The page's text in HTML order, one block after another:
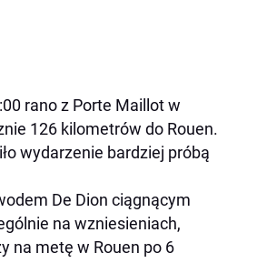
rano z Porte Maillot w
126 kilometrów do Rouen.
wydarzenie bardziej próbą
De Dion ciągnącym
na wzniesieniach,
na metę w Rouen po 6